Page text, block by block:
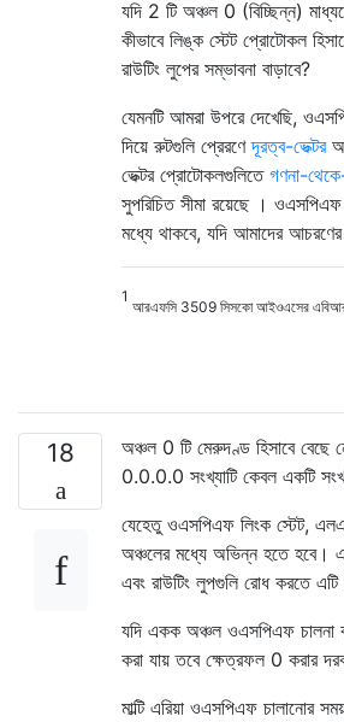
যদি 2 টি অঞ্চল 0 (বিচ্ছিন্ন)
কীভাবে লিঙ্ক স্টেট প্রোটোকল
রাউটিং লুপের সম্ভাবনা বাড়াবে?
যেমনটি আমরা উপরে দেখেছি,
দিয়ে রুটগুলি প্রেরণেদূরত্ব-ভেক্টর
ভেক্টর প্রোটোকলগুলিতে গণনা-
সুপরিচিত সীমা রয়েছে ।
মধ্যে থাকবে, যদি আমাদের আচরণের
1
আরএফসি 3509 সিসকো আইওএসের এবিআর
18
অঞ্চল 0 টি মেরুদণ্ড হিসাবে বেছে
0.0.0.0 সংখ্যাটি কেবল একটি
যেহেতু ওএসপিএফ লিংক স্টেট,
অঞ্চলের মধ্যে অভিন্ন হতে হবে।
এবং রাউটিং লুপগুলি রোধ করতে এটি
যদি একক অঞ্চল ওএসপিএফ চালনা
করা যায় তবে ক্ষেত্রফল 0 করার
মাল্টি এরিয়া ওএসপিএফ চালানোর